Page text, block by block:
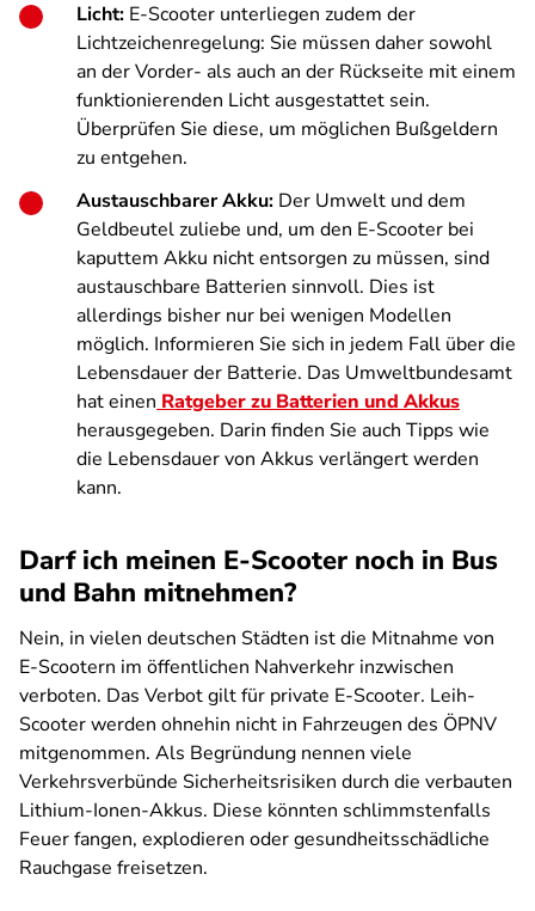
Licht: E-Scooter unterliegen zudem der
Lichtzeichenregelung: Sie müssen daher sowohl
an der Vorder- als auch an der Rückseite mit einem
funktionierenden Licht ausgestattet sein.
Überprüfen Sie diese, um möglichen Bußgeldern
zu entgehen.
Austauschbarer Akku: Der Umwelt und dem
Geldbeutel zuliebe und, um den E-Scooter bei
kaputtem Akku nicht entsorgen zu müssen, sind
austauschbare Batterien sinnvoll. Dies ist
allerdings bisher nur bei wenigen Modellen
möglich. Informieren Sie sich in jedem Fall über die
Lebensdauer der Batterie. Das Umweltbundesamt
hat einen Ratgeber zu Batterien und Akkus
herausgegeben. Darin finden Sie auch Tipps wie
die Lebensdauer von Akkus verlängert werden
kann.
Darf ich meinen E-Scooter noch in Bus
und Bahn mitnehmen?
Nein, in vielen deutschen Städten ist die Mitnahme von
E-Scootern im öffentlichen Nahverkehr inzwischen
verboten. Das Verbot gilt für private E-Scooter. Leih-
Scooter werden ohnehin nicht in Fahrzeugen des ÖPNV
mitgenommen. Als Begründung nennen viele
Verkehrsverbünde Sicherheitsrisiken durch die verbauten
Lithium-Ionen-Akkus. Diese könnten schlimmstenfalls
Feuer fangen, explodieren oder gesundheitsschädliche
Rauchgase freisetzen.